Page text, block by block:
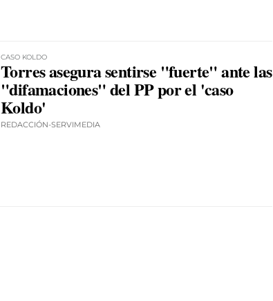
CASO KOLDO
Torres asegura sentirse "fuerte" ante las
"difamaciones" del PP por el 'caso
Koldo'
REDACCIÓN-SERVIMEDIA